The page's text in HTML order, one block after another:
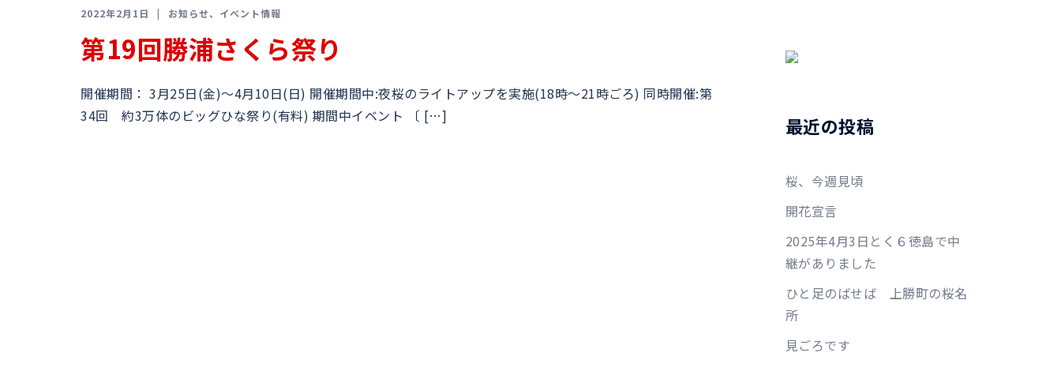
2022年2月1日 お知らせ、 イベント情報
第19回勝浦さくら祭り
開催期間： 3月25日(金)〜4月10日(日) 開催期間中:夜桜のライトアップを実施(18時〜21時ごろ) 同時開催:第
34回 約3万体のビッグひな祭り(有料) 期間中イベント 〔 […]
最近の投稿
桜、今週見頃
開花宣言
2025年4月3日とく６徳島で中
継がありました
ひと足のばせば 上勝町の桜名
所
見ごろです